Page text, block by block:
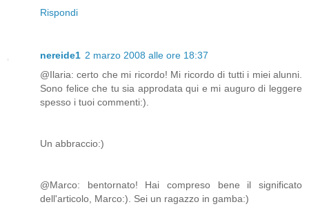
Rispondi
nereide1 2 marzo 2008 alle ore 18:37
@Ilaria: certo che mi ricordo! Mi ricordo di tutti i miei alunni.
Sono felice che tu sia approdata qui e mi auguro di leggere
spesso i tuoi commenti:).
Un abbraccio:)
@Marco: bentornato! Hai compreso bene il significato
dell'articolo, Marco:). Sei un ragazzo in gamba:)